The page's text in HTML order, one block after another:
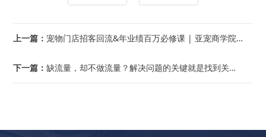
上一篇： 宠物门店招客回流&年业绩百万必修课 | 亚宠商学院【南宁站】报名开启！
下一篇：缺流量，却不做流量？解决问题的关键就是找到关键的问题！